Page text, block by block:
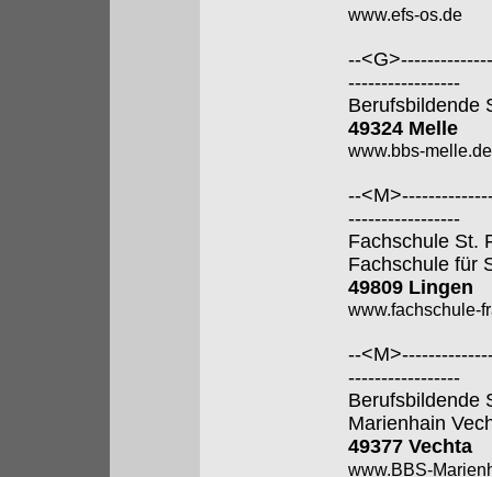
www.efs-os.de
--
-----------------
Berufsbildende
49324 Melle
www.bbs-melle.de
--
-----------------
Fachschule St.
Fachschule für
49809 Lingen
www.fachschule-
--
-----------------
Berufsbildende
Marienhain
49377 Vechta
www.BBS-